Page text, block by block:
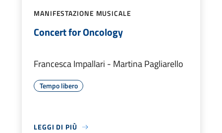
MANIFESTAZIONE MUSICALE
Concert for Oncology
Francesca Impallari - Martina Pagliarello
Tempo libero
LEGGI DI PIÙ